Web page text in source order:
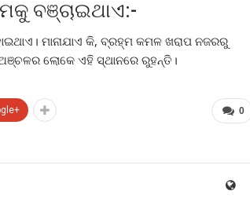
ବଞ୍ଚାଇଥାଏ:-
ମାନାଯାଏ କି, ବ୍ରହ୍ମ କମଳ ଖରାପ ନଜରରୁ
ଲୋକେ ଏହି ସ୍ଥାନରେ ରୁହନ୍ତି।
0